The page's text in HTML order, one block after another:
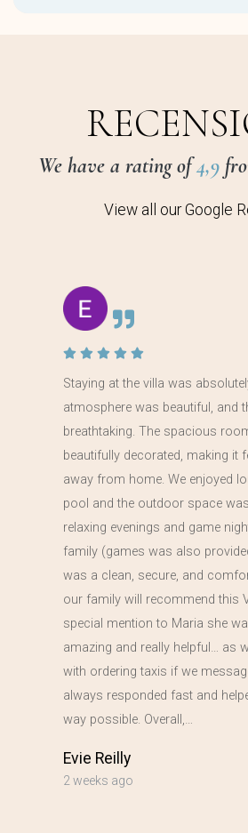
We have a rating of4,9
View all our Google
Staying at the villa was
atmosphere was beautiful, and
breathtaking. The spacious
beautifully decorated, making it
away from home. We enjoyed
pool and the outdoor space
relaxing evenings and game
family (games was also
was a clean, secure, and
our family will recommend this
special mention to Maria she
amazing and really helpful… as
with ordering taxis if we
always responded fast and
way possible. Overall,…
Evie Reilly
2 weeks ago